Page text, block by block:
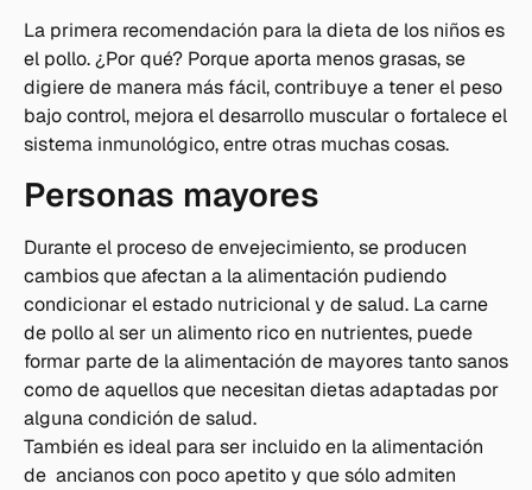
La primera recomendación para la dieta de los niños es
el pollo. ¿Por qué? Porque aporta menos grasas, se
digiere de manera más fácil, contribuye a tener el peso
bajo control, mejora el desarrollo muscular o fortalece el
sistema inmunológico, entre otras muchas cosas.
Personas mayores
Durante el proceso de envejecimiento, se producen
cambios que afectan a la alimentación pudiendo
condicionar el estado nutricional y de salud. La carne
de pollo al ser un alimento rico en nutrientes, puede
formar parte de la alimentación de mayores tanto sanos
como de aquellos que necesitan dietas adaptadas por
alguna condición de salud.
También es ideal para ser incluido en la alimentación
de ancianos con poco apetito y que sólo admiten